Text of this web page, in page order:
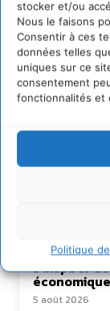
stocker et/ou
Nous le faisons
Consentir à ces
données telles
uniques sur ce
consentement
fonctionnalités et
Politique
Lire
Soutenir
socio-
6 août 2026
S’inspirer
5 août 2026